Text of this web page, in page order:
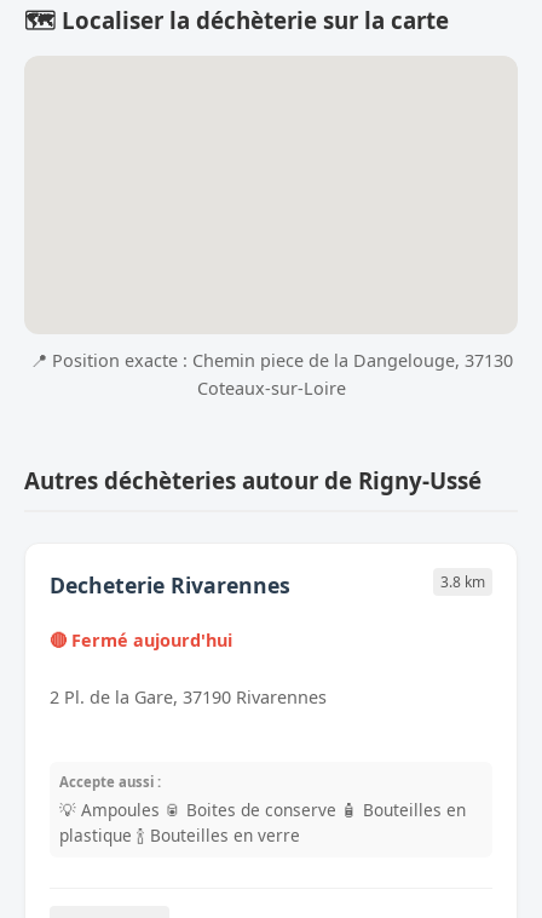
🗺️ Localiser la déchèterie sur la carte
📍 Position exacte : Chemin piece de la Dangelouge, 37130
Coteaux-sur-Loire
Autres déchèteries autour de Rigny-Ussé
Decheterie Rivarennes 3.8 km
🔴 Fermé aujourd'hui
2 Pl. de la Gare, 37190 Rivarennes
Accepte aussi :
💡 Ampoules 🥫 Boites de conserve 🧴 Bouteilles en
plastique 🍾 Bouteilles en verre